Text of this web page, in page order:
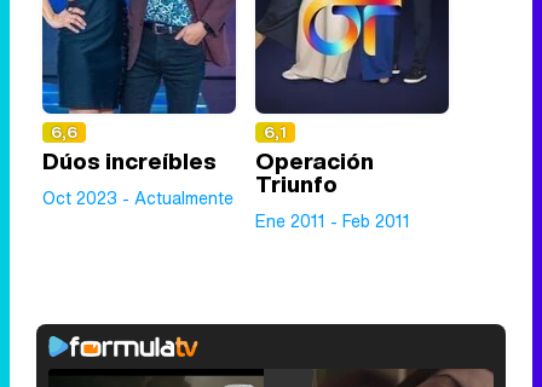
6,6
Dúos increíbles
Oct 2023 - Actualmente
6,1
Operación
Triunfo
Ene 2011 - Feb 2011